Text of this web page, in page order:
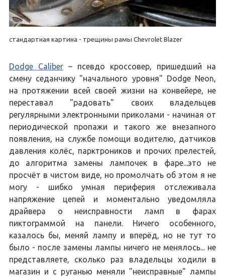
стандартная картина - трещины рамы Chevrolet Blazer
Dodge Caliber– псевдо кроссовер, пришедший на
смену седанчику "начального уровня" Dodge Neon,
на протяжении всей своей жизни на конвейере, не
переставал "радовать" своих владельцев
регулярными электронными приколами - начиная от
периодической пропажи и такого же внезапного
появления, на службе помощи водителю, датчиков
давления колёс, парктроников и прочих прелестей,
до алгоритма замены лампочек в фаре...это не
просчёт в чистом виде, но промолчать об этом я не
могу - шибко умная периферия отслеживала
напряжение цепей и моментально уведомляла
драйвера о неисправности ламп в фарах
пиктограммой на панели. Ничего особенного,
казалось бы, меняй лампу и вперёд, но не тут то
было - после замены лампы ничего не менялось... не
представляете, сколько раз владельцы ходили в
магазин и с руганью меняли "неисправные" лампы